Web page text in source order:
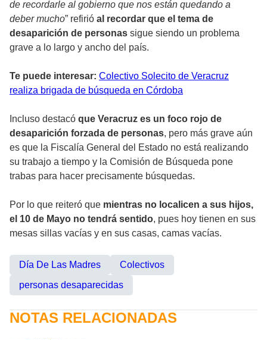
de recordarle al gobierno que nos están quedando a
deber mucho” refirió al recordar que el tema de
desaparición de personas sigue siendo un problema
grave a lo largo y ancho del país.
Te puede interesar: Colectivo Solecito de Veracruz
realiza brigada de búsqueda en Córdoba
Incluso destacó que Veracruz es un foco rojo de
desaparición forzada de personas, pero más grave aún
es que la Fiscalía General del Estado no está realizando
su trabajo a tiempo y la Comisión de Búsqueda pone
trabas para hacer precisamente búsquedas.
Por lo que reiteró que mientras no localicen a sus hijos,
el 10 de Mayo no tendrá sentido, pues hoy tienen en sus
mesas sillas vacías y en sus casas, camas vacías.
Día De Las Madres
Colectivos
personas desaparecidas
NOTAS RELACIONADAS